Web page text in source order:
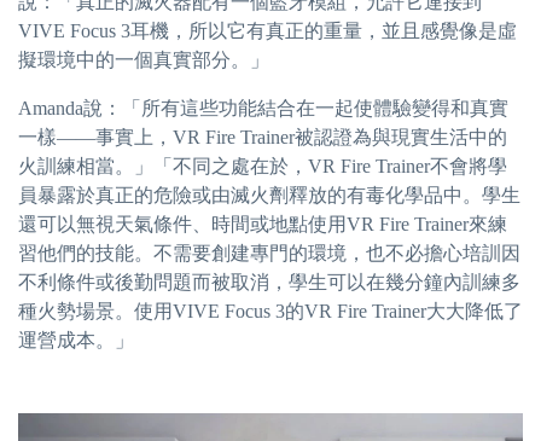
VIVE Focus 3耳機，所以它有真正的重量，並且感覺像是虛
擬環境中的一個真實部分。」
Amanda說：「所有這些功能結合在一起使體驗變得和真實
一樣——事實上，VR Fire Trainer被認證為與現實生活中的
火訓練相當。」「不同之處在於，VR Fire Trainer不會將學
員暴露於真正的危險或由滅火劑釋放的有毒化學品中。學生
還可以無視天氣條件、時間或地點使用VR Fire Trainer來練
習他們的技能。不需要創建專門的環境，也不必擔心培訓因
不利條件或後勤問題而被取消，學生可以在幾分鐘內訓練多
種火勢場景。使用VIVE Focus 3的VR Fire Trainer大大降低了
運營成本。」